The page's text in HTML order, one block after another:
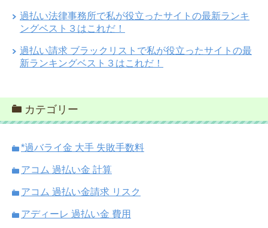
過払い法律事務所で私が役立ったサイトの最新ランキ
ングベスト３はこれだ！
過払い請求 ブラックリストで私が役立ったサイトの最
新ランキングベスト３はこれだ！
カテゴリー
*過バライ金 大手 失敗手数料
アコム 過払い金 計算
アコム 過払い金請求 リスク
アディーレ 過払い金 費用